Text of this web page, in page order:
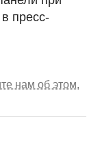
пресс-
нам об этом.